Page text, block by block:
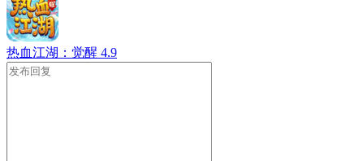
热血江湖：觉醒 4.9